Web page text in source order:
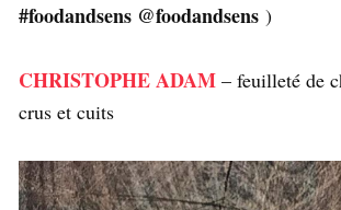
#foodandsens @foodandsens )
CHRISTOPHE ADAM – feuilleté de
crus et cuits